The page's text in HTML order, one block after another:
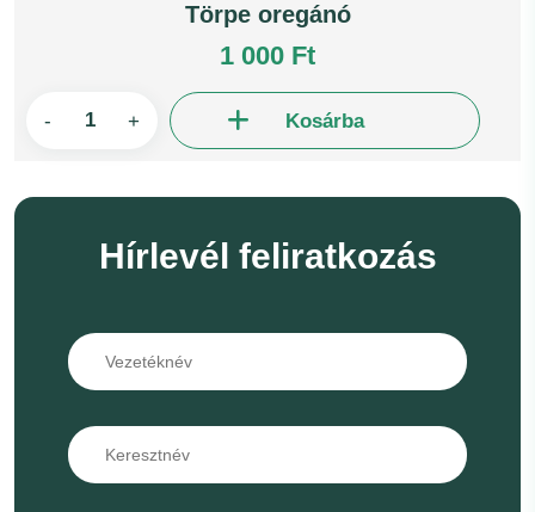
Törpe oregánó
1 000 Ft
- + Kosárba
Hírlevél feliratkozás